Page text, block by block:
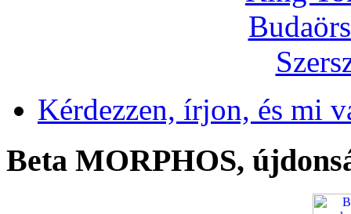
Kérdezzen, írjon, és mi
Beta MORPHOS,